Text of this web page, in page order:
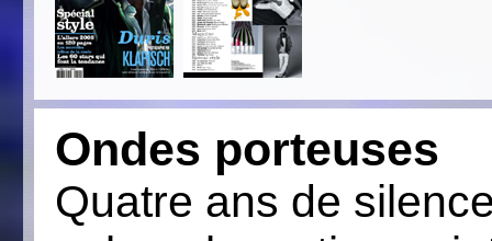
Ondes porteuses
Quatre ans de